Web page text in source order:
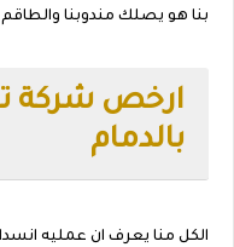
بنا هو يصلك مندوبنا
ارخص شركة
بالدمام
الكل منا يعرف ان عمليه